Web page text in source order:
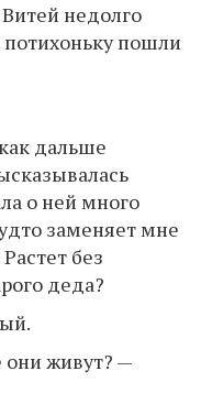
недолго
пошли
дальше
о ней много
заменяет мне
без
деда?
живут? —